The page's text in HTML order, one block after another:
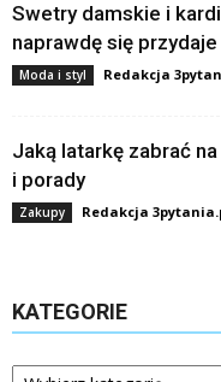
Swetry damskie i
naprawdę się przydaje
Moda i styl Redakcja
Jaką latarkę zabrać
i porady
Zakupy Redakcja
KATEGORIE
Kategorie